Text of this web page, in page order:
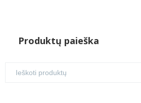
Produktų paieška